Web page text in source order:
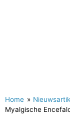
Home »
Myalgische